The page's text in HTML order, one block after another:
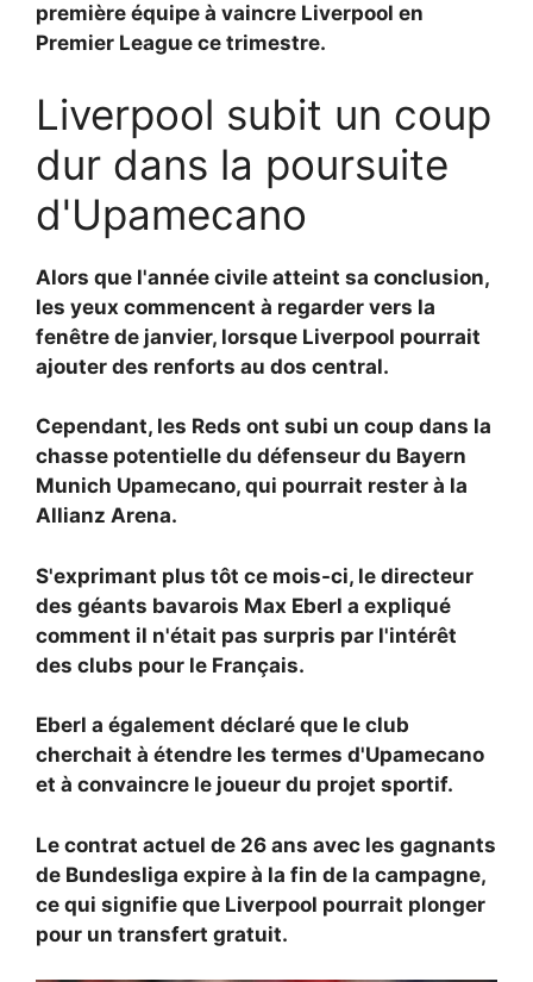
première équipe à vaincre Liverpool en
Premier League ce trimestre.
Liverpool subit un coup
dur dans la poursuite
d'Upamecano
Alors que l'année civile atteint sa conclusion,
les yeux commencent à regarder vers la
fenêtre de janvier, lorsque Liverpool pourrait
ajouter des renforts au dos central.
Cependant, les Reds ont subi un coup dans la
chasse potentielle du défenseur du Bayern
Munich Upamecano, qui pourrait rester à la
Allianz Arena.
S'exprimant plus tôt ce mois-ci, le directeur
des géants bavarois Max Eberl a expliqué
comment il n'était pas surpris par l'intérêt
des clubs pour le Français.
Eberl a également déclaré que le club
cherchait à étendre les termes d'Upamecano
et à convaincre le joueur du projet sportif.
Le contrat actuel de 26 ans avec les gagnants
de Bundesliga expire à la fin de la campagne,
ce qui signifie que Liverpool pourrait plonger
pour un transfert gratuit.